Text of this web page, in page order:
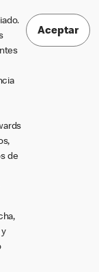
de
y
Aceptar